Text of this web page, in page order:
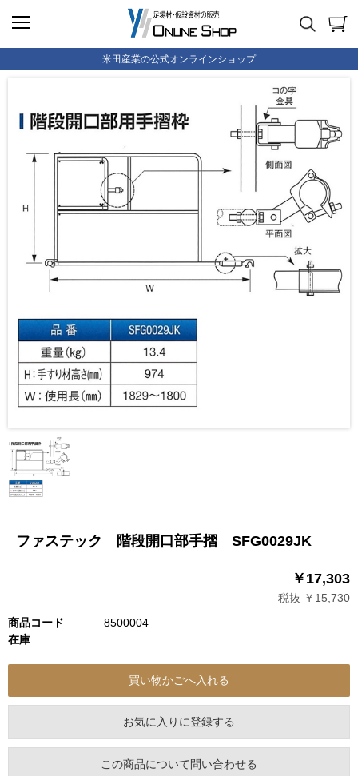
米田産業の公式オンラインショップ
ファステック 階段開口部手摺 SFG0029JK
￥17,303
税抜 ￥15,730
商品コード
8500004
在庫
お気に入りに登録する
この商品について問い合わせる